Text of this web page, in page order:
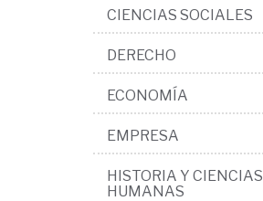
CIENCIAS SOCIALES
DERECHO
ECONOMÍA
EMPRESA
HISTORIA Y CIENCIAS
HUMANAS